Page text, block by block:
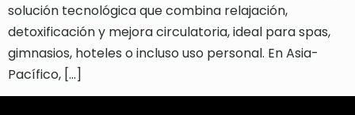
solución tecnológica que combina relajación,
detoxificación y mejora circulatoria, ideal para spas,
gimnasios, hoteles o incluso uso personal. En Asia-
Pacífico, […]